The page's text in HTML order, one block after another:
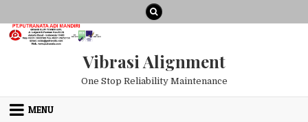
Vibrasi Alignment
One Stop Reliability Maintenance
MENU